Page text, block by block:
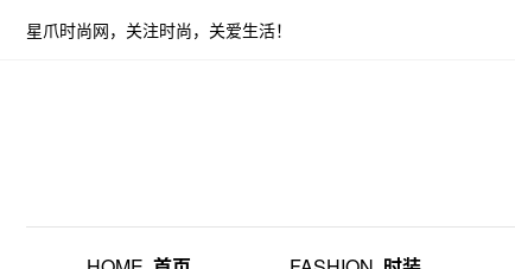
星爪时尚网，关注时尚，关爱生活！